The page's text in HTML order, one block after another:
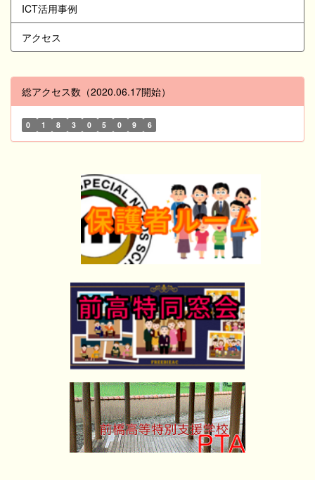
ICT活用事例
アクセス
総アクセス数（2020.06.17開始）
0 1 8 3 0 5 0 9 6